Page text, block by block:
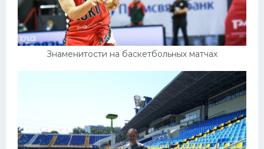
Знаменитости на баскетбольных матчах